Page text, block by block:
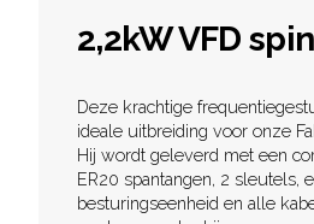
2,2kW VFD
Deze krachtige
ideale uitbreiding voor onze
Hij wordt geleverd met een
ER20 spantangen, 2 sleutels,
besturingseenheid en alle